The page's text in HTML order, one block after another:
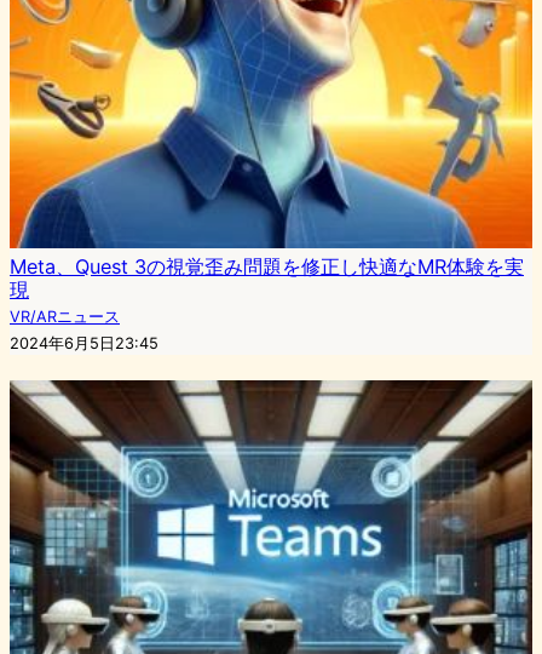
Meta、Quest 3の視覚歪み問題を修正し快適なMR体験を実
現
VR/ARニュース
2024年6月5日23:45